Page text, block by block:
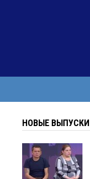
НОВЫЕ ВЫПУСКИ